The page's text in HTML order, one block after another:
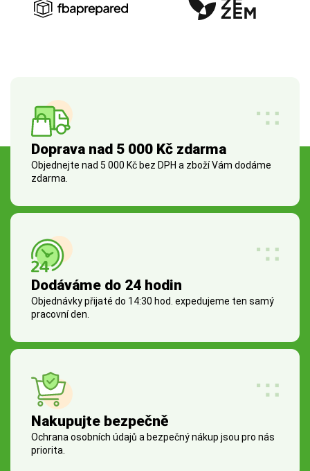
Doprava nad 5 000 Kč zdarma
Objednejte nad 5 000 Kč bez DPH a zboží Vám dodáme
zdarma.
Dodáváme do 24 hodin
Objednávky přijaté do 14:30 hod. expedujeme ten samý
pracovní den.
Nakupujte bezpečně
Ochrana osobních údajů a bezpečný nákup jsou pro nás
priorita.